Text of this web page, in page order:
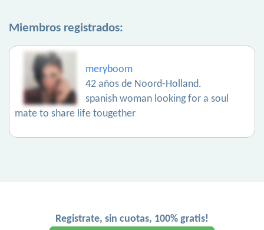
Miembros registrados:
meryboom
42 años de Noord-Holland.
spanish woman looking for a soul
mate to share life tougether
Registrate, sin cuotas, 100% gratis!